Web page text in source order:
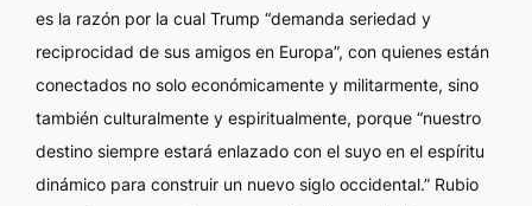
es la razón por la cual Trump “demanda seriedad y
reciprocidad de sus amigos en Europa”, con quienes están
conectados no solo económicamente y militarmente, sino
también culturalmente y espiritualmente, porque “nuestro
destino siempre estará enlazado con el suyo en el espíritu
dinámico para construir un nuevo siglo occidental.” Rubio